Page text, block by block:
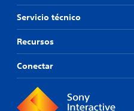
Servicio técnico
Recursos
Conectar